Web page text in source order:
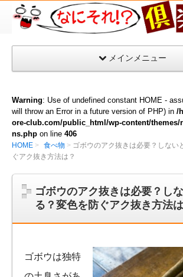
な
そ
部
メインメニュー
Warning: Use of undefined constant HOME -
will throw an Error in a future version of PHP) in /
ore-club.com/public_html/wp-content/
ns.php on line 406
HOME 食べ物
ゴボウのアク抜きは必要？しない
ぐアク抜き方法は？
ゴボウのアク抜きは必要？し
る？変色を防ぐアク抜き方法
ゴボウは独特